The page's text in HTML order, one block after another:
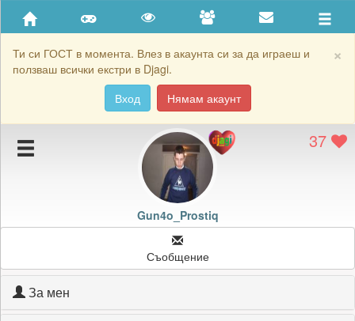
×
Ти си ГОСТ в момента. Влез в акаунта си за да играеш и
ползваш всички екстри в Djagi.
Вход
Нямам акаунт
Приятели
Хронология на игри
Подаръците на Gun4o_Prostiq
Картичките на Gun4o_Prostiq
Блокирай Gun4o_Prostiq
37
Gun4o_Prostiq
Съобщение
За мен